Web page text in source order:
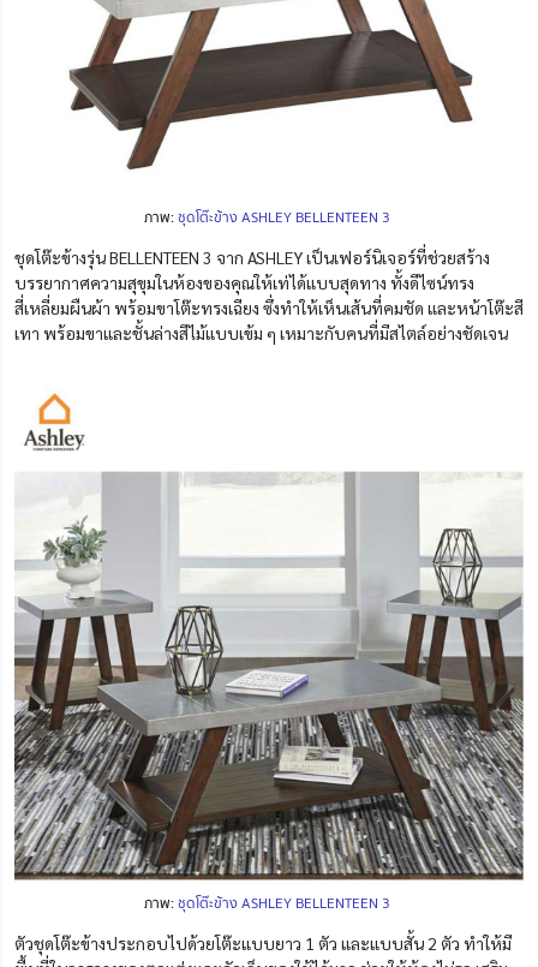
ภาพ:ชุดโต๊ะข้าง ASHLEY BELLENTEEN 3
ชุดโต๊ะข้างรุ่น BEL L ENTEEN 3 จาก ASHLEY เป็นเฟอร์นิเจอร์ที่ช่วยสร้าง
บรรยากาศความสุขุมในห้องของคุณให้เท่ได้แบบสุดทาง ทั้งดีไซน์ทรง
สี่เหลี่ยมผืนผ้า พร้อมขาโต๊ะทรงเฉียง ซึ่งทำให้เห็นเส้นที่คมชัด และหน้าโต๊ะสี
เทา พร้อมขาและชั้นล่างสีไม้แบบเข้ม ๆ เหมาะกับคนที่มีสไตล์อย่างชัดเจน
ภาพ:ชุดโต๊ะข้าง ASHLEY BELLENTEEN 3
ตัวชุดโต๊ะข้างประกอบไปด้วยโต๊ะแบบยาว 1 ตัว และแบบสั้น 2 ตัว ทำให้มี